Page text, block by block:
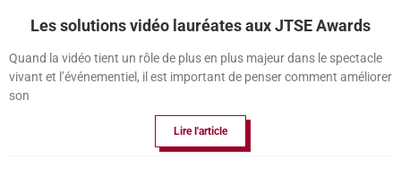
Les solutions vidéo lauréates aux JTSE Awards
Quand la vidéo tient un rôle de plus en plus majeur dans le spectacle
vivant et l’événementiel, il est important de penser comment améliorer
son
Lire l'article